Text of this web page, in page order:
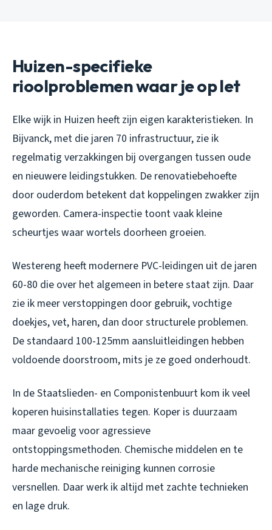
Huizen-specifieke
rioolproblemen waar je op let
Elke wijk in Huizen heeft zijn eigen karakteristieken. In
Bijvanck, met die jaren 70 infrastructuur, zie ik
regelmatig verzakkingen bij overgangen tussen oude
en nieuwere leidingstukken. De renovatiebehoefte
door ouderdom betekent dat koppelingen zwakker zijn
geworden. Camera-inspectie toont vaak kleine
scheurtjes waar wortels doorheen groeien.
Westereng heeft modernere PVC-leidingen uit de jaren
60-80 die over het algemeen in betere staat zijn. Daar
zie ik meer verstoppingen door gebruik, vochtige
doekjes, vet, haren, dan door structurele problemen.
De standaard 100-125mm aansluitleidingen hebben
voldoende doorstroom, mits je ze goed onderhoudt.
In de Staatslieden- en Componistenbuurt kom ik veel
koperen huisinstallaties tegen. Koper is duurzaam
maar gevoelig voor agressieve
ontstoppingsmethoden. Chemische middelen en te
harde mechanische reiniging kunnen corrosie
versnellen. Daar werk ik altijd met zachte technieken
en lage druk.